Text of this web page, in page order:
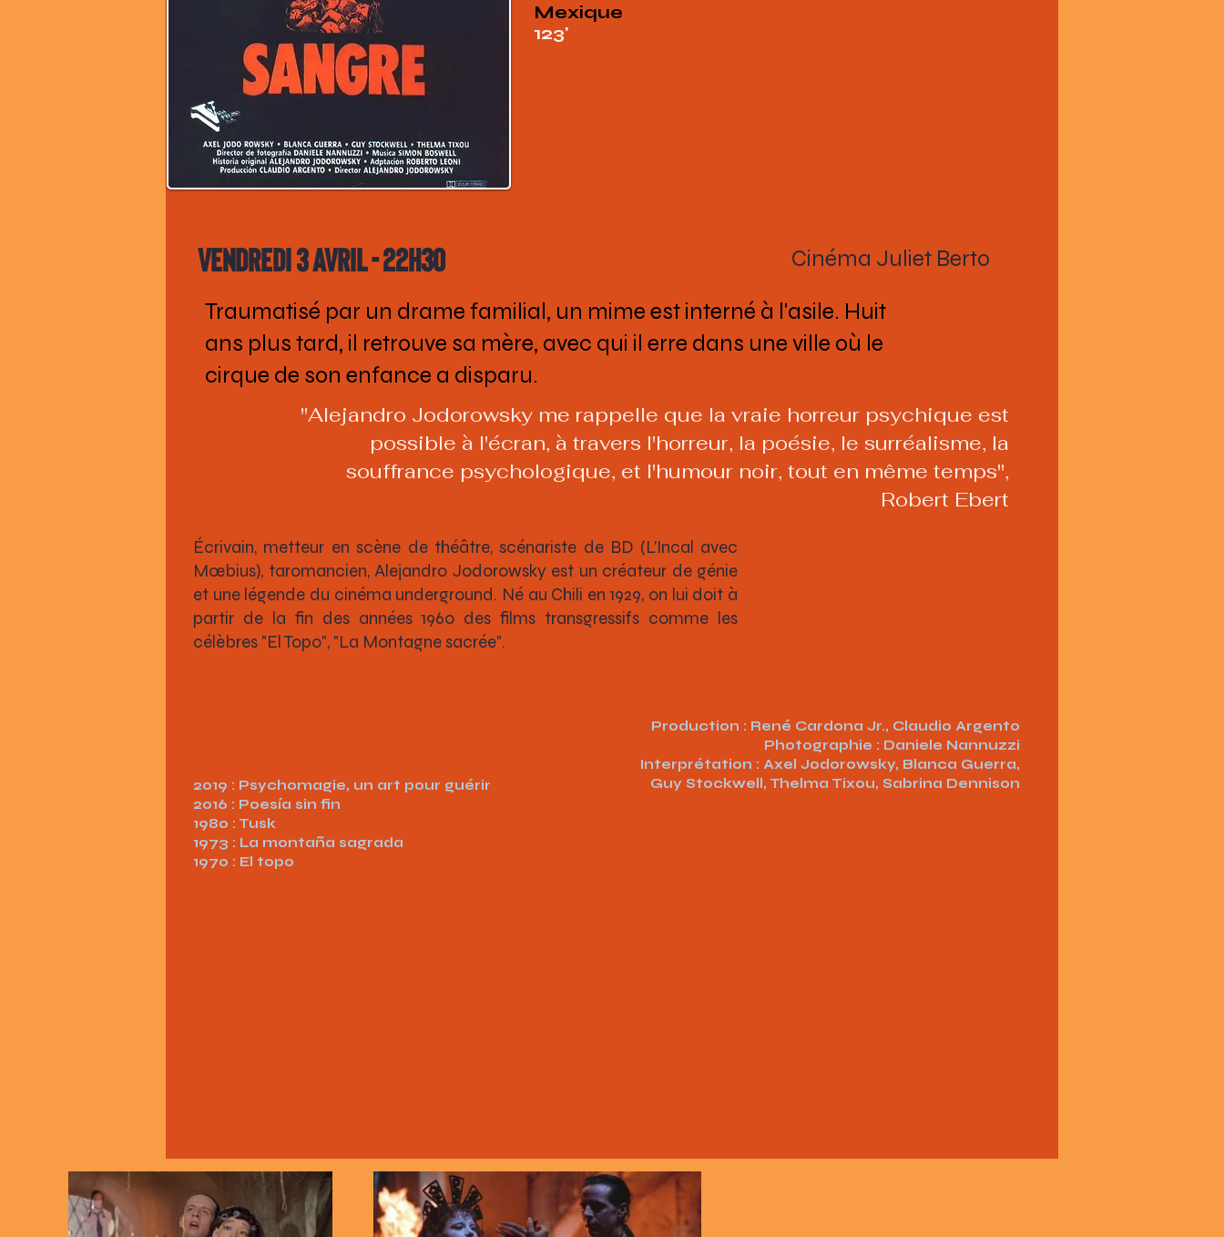
Mexique
123'
Vendredi 3 avril - 22h30
Cinéma Juliet Berto
Traumatisé par un drame familial, un mime est interné à l'asile. Huit
ans plus tard, il retrouve sa mère, avec qui il erre dans une ville où le
cirque de son enfance a disparu.
"Alejandro Jodorowsky me rappelle que la vraie horreur psychique est
possible à l'écran, à travers l'horreur, la poésie, le surréalisme, la
souffrance psychologique, et l'humour noir, tout en même temps",
Robert Ebert
Écrivain, metteur en scène de théâtre, scénariste de BD (L'Incal avec
Mœbius), taromancien, Alejandro Jodorowsky est un créateur de génie
et une légende du cinéma underground. Né au Chili en 1929, on lui doit à
partir de la fin des années 1960 des films transgressifs comme les
célèbres "El Topo", "La Montagne sacrée".
2019 : Psychomagie, un art pour guérir
2016 : Poesía sin fin
1980 : Tusk
1973 : La montaña sagrada
1970 : El topo
Production : René Cardona Jr., Claudio Argento
Photographie : Daniele Nannuzzi
Interprétation : Axel Jodorowsky, Blanca Guerra,
Guy Stockwell, Thelma Tixou, Sabrina Dennison